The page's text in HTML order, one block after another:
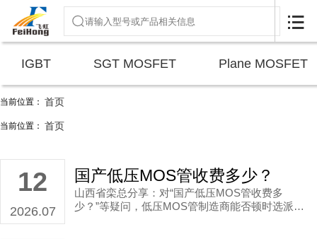

IGBT SGT MOSFET Plane MOSFET
当前位置： 首页
当前位置： 首页
12
2026.07
国产低压MOS管收费多少？
山西省栾总分享：对“国产低压MOS管收费多
少？”等疑问，低压MOS管制造商能否顿时选派团